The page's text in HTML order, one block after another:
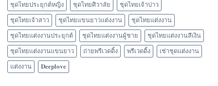
ชุดไทยประยุกต์หญิง ชุดไทยศิวาลัย ชุดไทยเจ้าบ่าว
ชุดไทยเจ้าสาว ชุดไทยแขนยาวแต่งงาน ชุดไทยแต่งงาน
ชุดไทยแต่งงานประยุกต์ ชุดไทยแต่งงานผู้ชาย ชุดไทยแต่งงานสีเงิน
ชุดไทยแต่งงานแขนยาว ถ่ายพรีเวดดิ้ง พรีเวดดิ้ง เช่าชุดแต่งงาน
แต่งงาน 𝐃𝐞𝐞𝐩𝐥𝐨𝐯𝐞